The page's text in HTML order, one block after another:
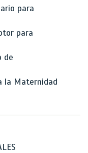
para
para
de
la Maternidad